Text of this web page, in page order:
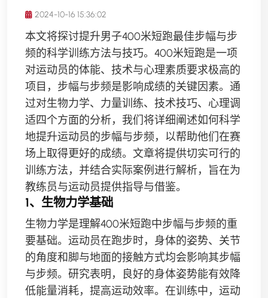
2024-10-16 15:36:02
本文将探讨提升男子400米短跑最佳步幅与步
频的科学训练方法与技巧。400米短跑是一项
对运动员的体能、技术与心理素质要求极高的
项目，步幅与步频是影响成绩的关键因素。通
过对生物力学、力量训练、技术技巧、心理调
适四个方面的分析，我们将详细阐述如何科学
地提升运动员的步幅与步频，以帮助他们在赛
场上取得更好的成绩。文章将提供切实可行的
训练方法，并结合实际案例进行解析，旨在为
教练员与运动员提供指导与借鉴。
1、生物力学基础
生物力学是理解400米短跑中步幅与步频的重
要基础。运动员在跑步时，身体的姿势、关节
的角度和脚与地面的接触方式均会影响其步幅
与步频。研究表明，良好的身体姿势能有效降
低能量消耗，提高运动效率。在训练中，运动